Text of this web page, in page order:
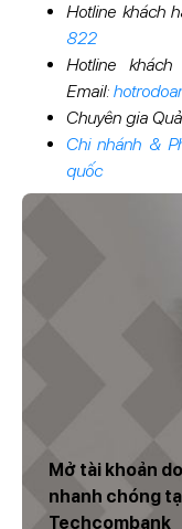
Hotline khách
822
Hotline
Email:
Chuyên gia
Chi nhánh &
quốc
Mở tài khoản
nhanh chóng
Techcombank